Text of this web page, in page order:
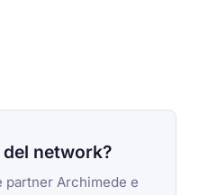
network?
partner Archimede e